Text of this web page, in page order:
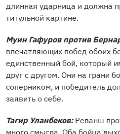
длинная ударница и должна
титульной картине.
Муин Гафуров против
впечатляющих побед обоих
единственный бой, который
друг с другом. Они на грани
соперником, и победитель
заявить о себе.
Тагир Уланбеков: Реванш
много смысла. Оба бойца